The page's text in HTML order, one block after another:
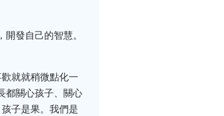
發自己的智慧。
就就稍微點化一
都關心孩子、關心
子是果。我們是